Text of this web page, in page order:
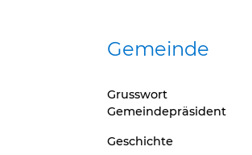
Gemeinde
Grusswort
Gemeindepräsident
Geschichte